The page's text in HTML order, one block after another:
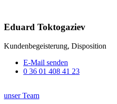
Eduard Toktogaziev
Kundenbegeisterung, Disposition
E-Mail senden
0 36 01 408 41 23
unser Team